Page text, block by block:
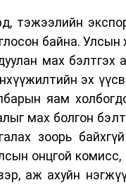
тэжээлийн
байна.
мах бэлтгэх
эх
яам
мах болгон
зоорь
онцгой
аж ахуйн